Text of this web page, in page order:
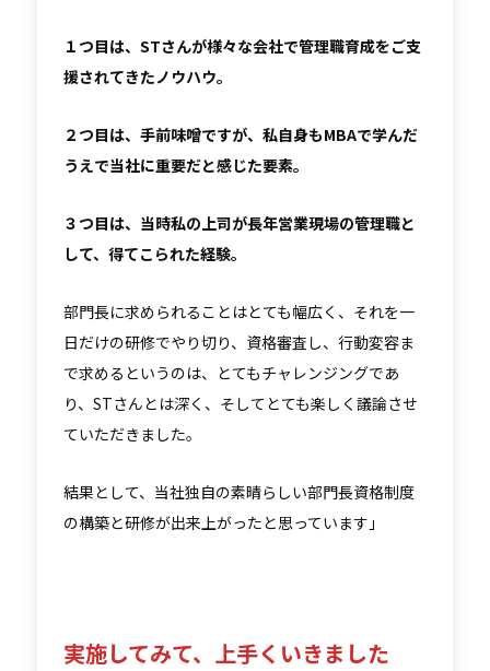
１つ目は、STさんが様々な会社で管理職育成をご支
援されてきたノウハウ。
２つ目は、手前味噌ですが、私自身もMBAで学んだ
うえで当社に重要だと感じた要素。
３つ目は、当時私の上司が長年営業現場の管理職と
して、得てこられた経験。
部門長に求められることはとても幅広く、それを一
日だけの研修でやり切り、資格審査し、行動変容ま
で求めるというのは、とてもチャレンジングであ
り、STさんとは深く、そしてとても楽しく議論させ
ていただきました。
結果として、当社独自の素晴らしい部門長資格制度
の構築と研修が出来上がったと思っています」
実施してみて、上手くいきました